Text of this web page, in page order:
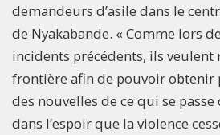
demandeurs d’asile dans le
de Nyakabande. « Comme lors
incidents précédents, ils veulent
frontière afin de pouvoir obtenir
des nouvelles de ce qui se
dans l’espoir que la violence